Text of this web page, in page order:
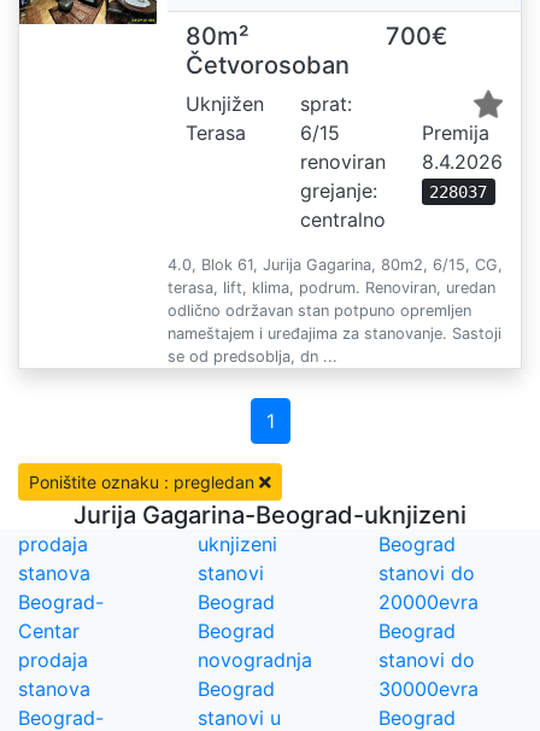
80m²
Četvorosoban
700€
Uknjižen
Terasa
sprat:
6/15
renoviran
grejanje:
centralno
Premija
8.4.2026
228037
4.0, Blok 61, Jurija Gagarina, 80m2, 6/15, CG,
terasa, lift, klima, podrum. Renoviran, uredan
odlično održavan stan potpuno opremljen
nameštajem i uređajima za stanovanje. Sastoji
se od predsoblja, dn ...
1
Poništite oznaku : pregledan
Jurija Gagarina-Beograd-uknjizeni
prodaja
stanova
Beograd-
Centar
prodaja
stanova
Beograd-
uknjizeni
stanovi
Beograd
Beograd
novogradnja
Beograd
stanovi u
Beograd
stanovi do
20000evra
Beograd
stanovi do
30000evra
Beograd